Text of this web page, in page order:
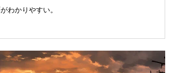
わかりやすい。